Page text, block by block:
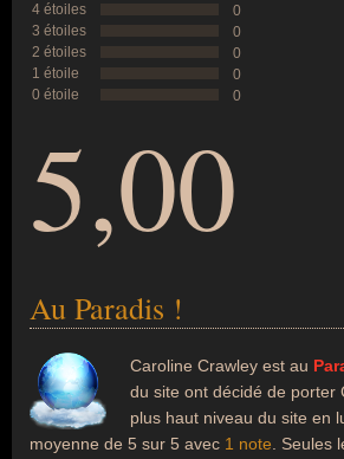
4 étoiles
0
3 étoiles
0
2 étoiles
0
1 étoile
0
0 étoile
0
5,00
Au Paradis !
Caroline Crawley est au
du site ont décidé de porter
plus haut niveau du site en
moyenne de 5 sur 5 avec 1 note . Seules